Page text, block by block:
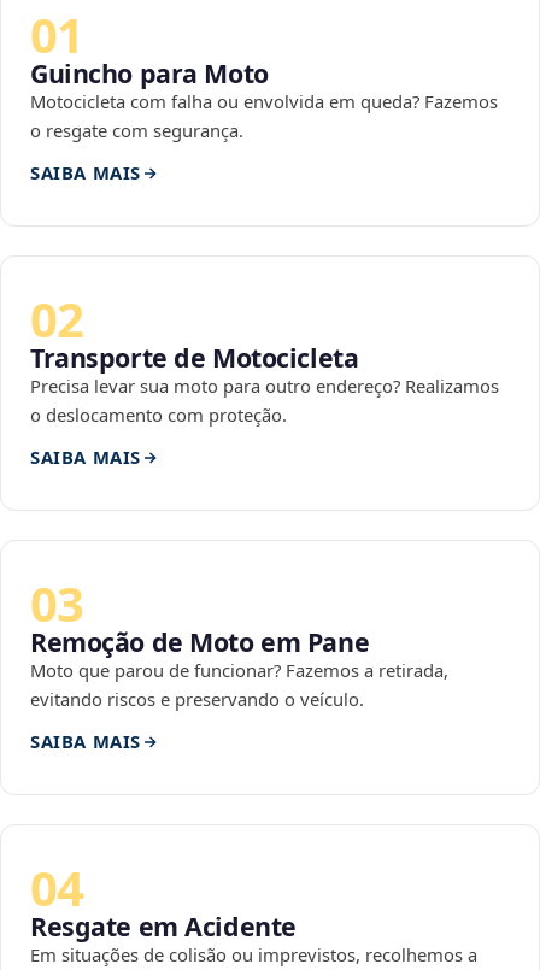
01
Guincho para Moto
Motocicleta com falha ou envolvida em queda? Fazemos
o resgate com segurança.
SAIBA MAIS
02
Transporte de Motocicleta
Precisa levar sua moto para outro endereço? Realizamos
o deslocamento com proteção.
SAIBA MAIS
03
Remoção de Moto em Pane
Moto que parou de funcionar? Fazemos a retirada,
evitando riscos e preservando o veículo.
SAIBA MAIS
04
Resgate em Acidente
Em situações de colisão ou imprevistos, recolhemos a